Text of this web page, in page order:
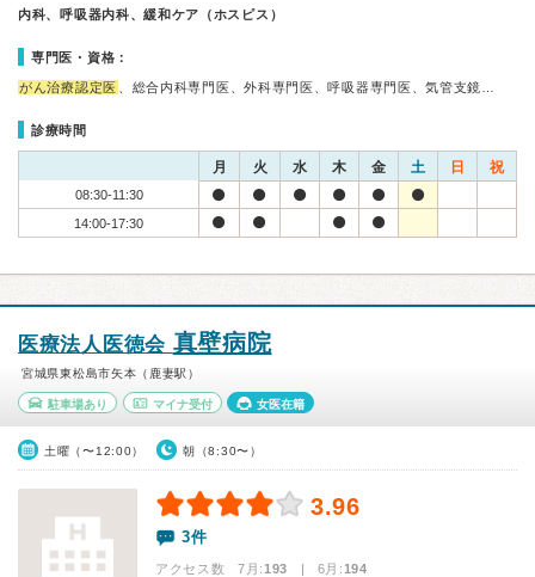
内科、呼吸器内科、緩和ケア（ホスピス）
専門医・資格：
がん治療認定医 、総合内科専門医、外科専門医、呼吸器専門医、気管支鏡…
診療時間
月 火 水 木 金 土 日 祝
08:30-11:30
14:00-17:30
医療法人医徳会 真壁病院
宮城県東松島市矢本（鹿妻駅）
駐車場あり マイナ受付 女医在籍
土曜（〜12:00） 朝（8:30〜）
3.96
3件
アクセス数 7月:193 | 6月:194